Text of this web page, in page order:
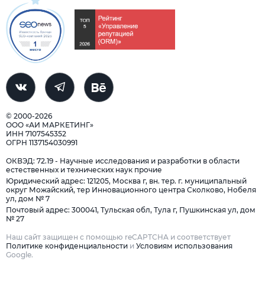
© 2000-2026
ООО «АИ МАРКЕТИНГ»
ИНН 7107545352
ОГРН 1137154030991
ОКВЭД: 72.19 - Научные исследования и разработки в области
естественных и технических наук прочие
Юридический адрес: 121205, Москва г, вн. тер. г. муниципальный
округ Можайский, тер Инновационного центра Сколково, Нобеля
ул, дом № 7
Почтовый адрес: 300041, Тульская обл, Тула г, Пушкинская ул, дом
№ 27
Наш сайт защищен с помощью reCAPTCHA и соответствует
Политике конфиденциальности и Условиям использования
Google.